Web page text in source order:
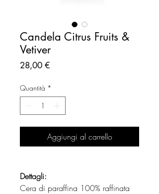
Candela Citrus Fruits &
Vetiver
28,00 €Prezzo
Quantità *
Aggiungi al carrello
Dettagli:
Cera di paraffina 100% raffinata